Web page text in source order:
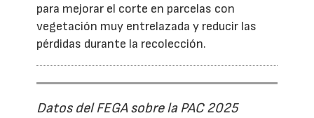
para mejorar el corte en parcelas con
vegetación muy entrelazada y reducir las
pérdidas durante la recolección.
Datos del FEGA sobre la PAC 2025